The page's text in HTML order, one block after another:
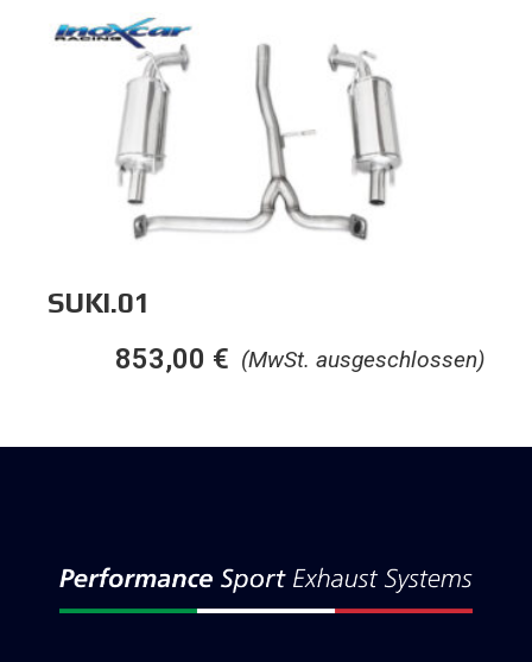
SUKI.01
(MwSt. ausgeschlossen)
853,00 €